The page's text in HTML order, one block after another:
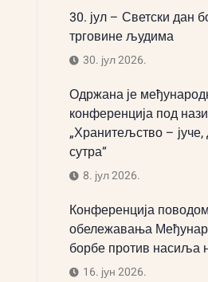
30. јул – Светски дан
трговине људима
30. јул 2026.
Одржана је
конференција под
„Хранитељство – јуче,
сутра“
8. јул 2026.
Конференција поводом
обележавања
борбе против насиља
16. јун 2026.